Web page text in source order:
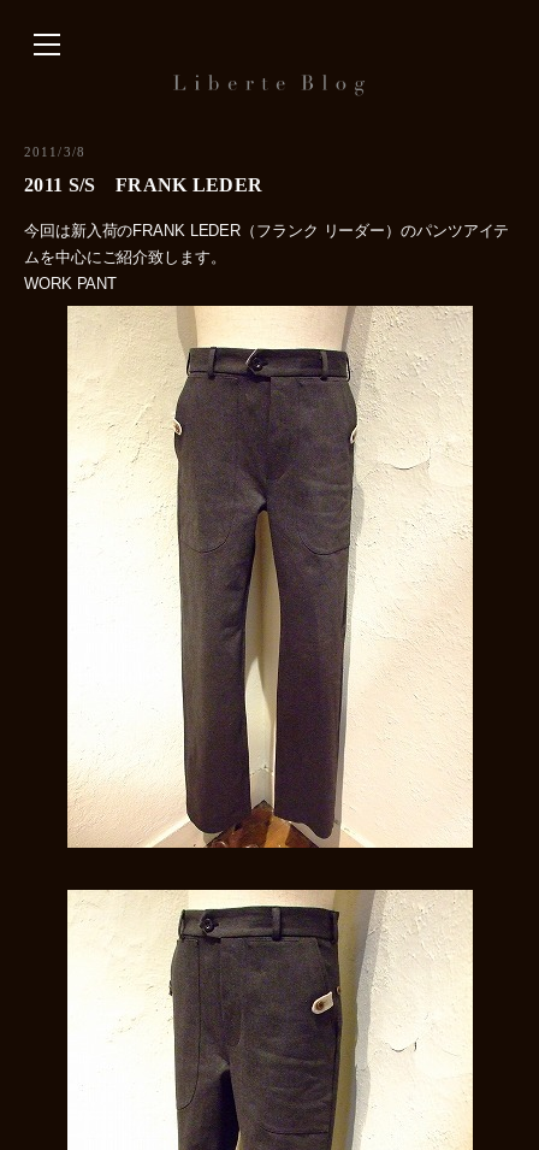
プ
2011/3/8
2011 S/S FRANK LEDER
今回は新入荷のFRANK LEDER（フランク リーダー）のパンツアイテ
ムを中心にご紹介致します。
WORK PANT